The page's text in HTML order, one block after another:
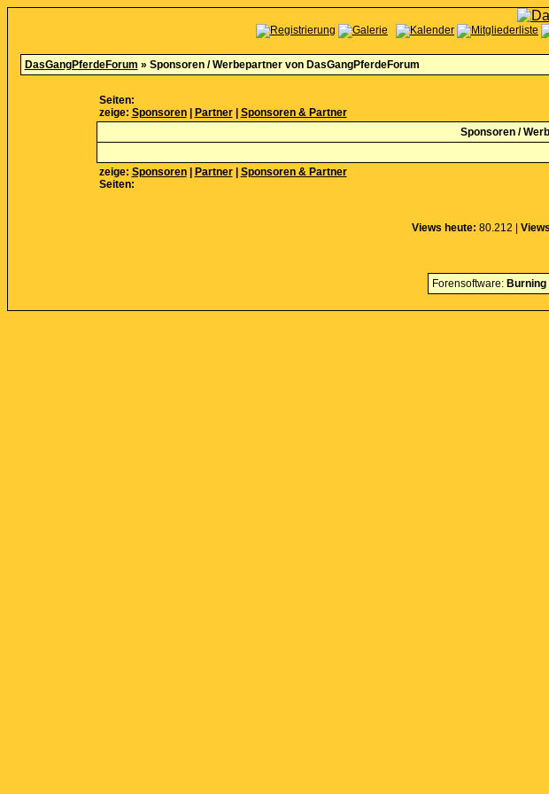
DasGangPferdeForum » Sponsoren / Werbepartner von DasGangPferdeForum
Seiten:
zeige: Sponsoren| Partner| Sponsoren & Partner
Sponsoren /
zeige: Sponsoren| Partner| Sponsoren & Partner
Seiten:
Views heute: 80.212 |
Forensoftware: Burning